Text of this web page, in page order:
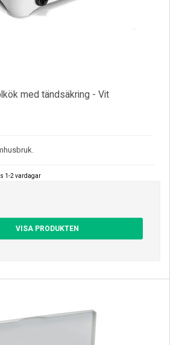
med tändsäkring - Vit
1-2 vardagar
VISA PRODUKTEN